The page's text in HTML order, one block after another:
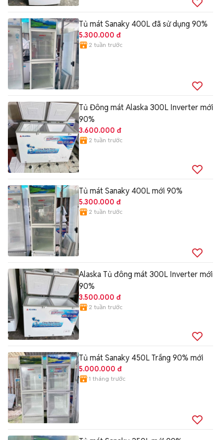
Tủ mát Sanaky 400L đã sử dụng 90%
5.300.000 đ
2 tuần trước
Tủ Đông mát Alaska 300L Inverter mới
90%
3.600.000 đ
2 tuần trước
Tủ mát Sanaky 400L mới 90%
5.300.000 đ
2 tuần trước
Alaska Tủ đông mát 300L Inverter mới
90%
3.500.000 đ
2 tuần trước
Tủ mát Sanaky 450L Trắng 90% mới
5.000.000 đ
1 tháng trước